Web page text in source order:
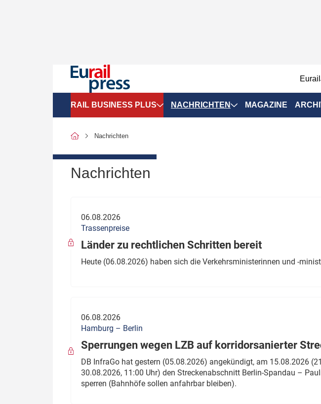
RAIL BUSINESS PLUS
SPNV-Marktdaten
Politik
wen?
Thema des Monats
Dossier: Generalsanierung
Dossier: ETCS
Dossier:
NACHRICHTEN MAGAZINE
Nachrichten
Nachrichten
06.08.2026
Trassenpreise
Länder zu rechtlichen Schritten bereit
Heute (06.08.2026) haben sich die Verkehrsministerinnen und -
06.08.2026
Hamburg – Berlin
Sperrungen wegen LZB auf korridorsanierter
DB InfraGo hat gestern (05.08.2026) angekündigt, am 15.08.2026
30.08.2026, 11:00 Uhr) den Streckenabschnitt Berlin-Spandau –
sperren (Bahnhöfe sollen anfahrbar bleiben).